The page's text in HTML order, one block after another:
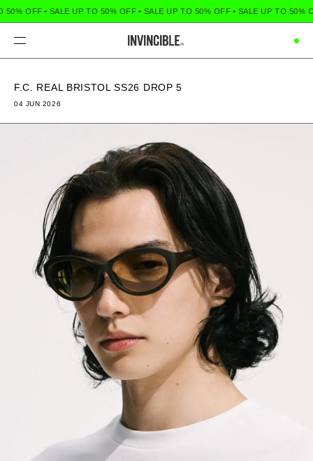
OFF • SALE UP TO 50% OFF • SALE UP TO 50% OFF • SALE UP TO 50% OFF •
Menu
F.C. REAL BRISTOL SS26 DROP 5
04 JUN 2026